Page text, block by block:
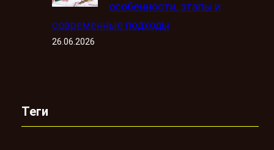
особенности, этапы и
современные подходы
26.06.2026
Теги